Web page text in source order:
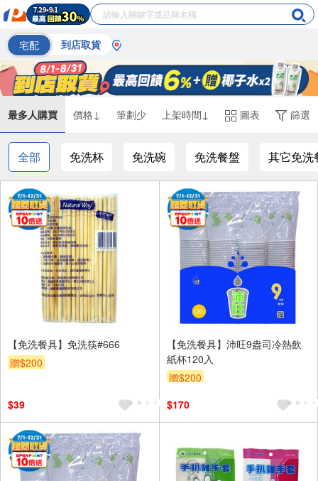
宅配 到店取貨
最多人購買 價格↓ 筆劃少 上架時間↓ 圖表 篩選
全部 免洗杯 免洗碗 免洗餐盤 其它免洗
【免洗餐具】免洗筷#666
贈$200
$39
【免洗餐具】沛旺9盎司冷熱飲
紙杯120入
贈$200
$170